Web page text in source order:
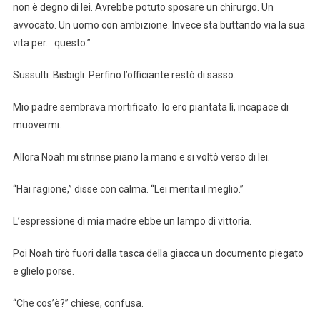
non è degno di lei. Avrebbe potuto sposare un chirurgo. Un
avvocato. Un uomo con ambizione. Invece sta buttando via la sua
vita per… questo.”
Sussulti. Bisbigli. Perfino l’officiante restò di sasso.
Mio padre sembrava mortificato. Io ero piantata lì, incapace di
muovermi.
Allora Noah mi strinse piano la mano e si voltò verso di lei.
“Hai ragione,” disse con calma. “Lei merita il meglio.”
L’espressione di mia madre ebbe un lampo di vittoria.
Poi Noah tirò fuori dalla tasca della giacca un documento piegato
e glielo porse.
“Che cos’è?” chiese, confusa.